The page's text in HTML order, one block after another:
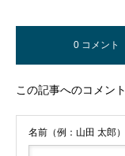
0 コメント
この記事へのコメン
名前（例：山田 太郎）